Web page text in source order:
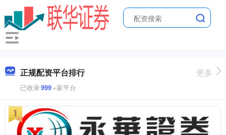
正规配资平台排行
已收录999+家平台
更多